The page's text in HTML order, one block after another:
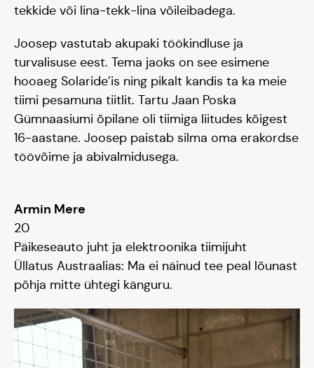
tekkide või lina-tekk-lina võileibadega.
Joosep vastutab akupaki töökindluse ja
turvalisuse eest. Tema jaoks on see esimene
hooaeg Solaride’is ning pikalt kandis ta ka meie
tiimi pesamuna tiitlit. Tartu Jaan Poska
Gümnaasiumi õpilane oli tiimiga liitudes kõigest
16-aastane. Joosep paistab silma oma erakordse
töövõime ja abivalmidusega.
Armin Mere
20
Päikeseauto juht ja elektroonika tiimijuht
Üllatus Austraalias: Ma ei näinud tee peal lõunast
põhja mitte ühtegi känguru.